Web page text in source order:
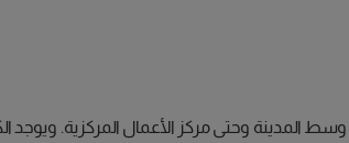
المدينة وحتى مركز الأعمال المركزية. ويوجد